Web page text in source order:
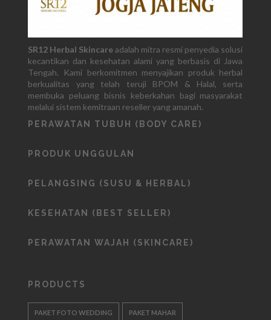
SR12 Herbal Skincareadalah mitra resmi penyedia solusi
kecantikan dan kesehatan alami yang berbasis di Jawa
Tengah. Kami berkomitmen menyajikan produk herbal
berkualitas yang telah teruji BPOM & Halal, serta
membuka peluang bisnis keberkahan bagi masyarakat
melalui sistem kemitraan reseller yang amanah.
PERAWATAN TUBUH (BODY CARE)
PRODUK UNGGULAN
PELANGSING (SUSU & HERBAL)
KESEHATAN (BEST SELLER)
PERAWATAN WAJAH (SKINCARE)
PRODUCTS
PAKET FOTO WEDDING PAKET MAHAR